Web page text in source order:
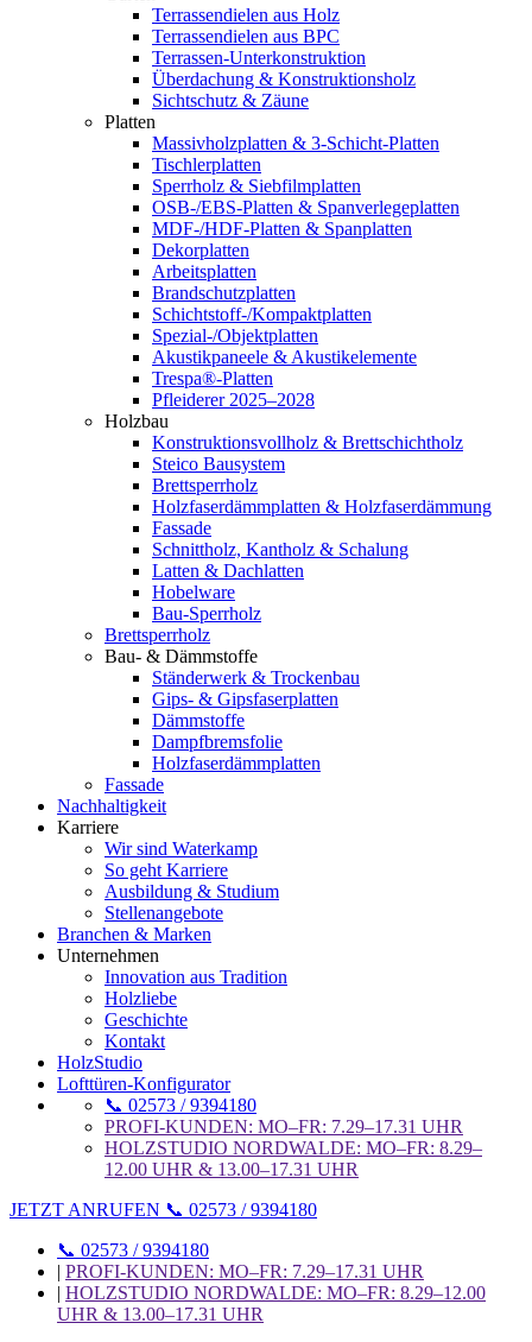
Terrassendielen aus Holz
Terrassendielen aus BPC
Terrassen-Unterkonstruktion
Überdachung & Konstruktionsholz
Sichtschutz & Zäune
Platten
Massivholzplatten & 3-Schicht-Platten
Tischlerplatten
Sperrholz & Siebfilmplatten
OSB-/EBS-Platten & Spanverlegeplatten
MDF-/HDF-Platten & Spanplatten
Dekorplatten
Arbeitsplatten
Brandschutzplatten
Schichtstoff-/Kompaktplatten
Spezial-/Objektplatten
Akustikpaneele & Akustikelemente
Trespa®-Platten
Pfleiderer 2025–2028
Holzbau
Konstruktionsvollholz & Brettschichtholz
Steico Bausystem
Brettsperrholz
Holzfaserdämmplatten & Holzfaserdämmung
Fassade
Schnittholz, Kantholz & Schalung
Latten & Dachlatten
Hobelware
Bau-Sperrholz
Brettsperrholz
Bau- & Dämmstoffe
Ständerwerk & Trockenbau
Gips- & Gipsfaserplatten
Dämmstoffe
Dampfbremsfolie
Holzfaserdämmplatten
Fassade
Nachhaltigkeit
Karriere
Wir sind Waterkamp
So geht Karriere
Ausbildung & Studium
Stellenangebote
Branchen & Marken
Unternehmen
Innovation aus Tradition
Holzliebe
Geschichte
Kontakt
HolzStudio
Lofttüren-Konfigurator
📞 02573 / 9394180
PROFI-KUNDEN: MO–FR: 7.29–17.31 UHR
HOLZSTUDIO NORDWALDE: MO–FR: 8.29–
12.00 UHR & 13.00–17.31 UHR
JETZT ANRUFEN 📞 02573 / 9394180
📞 02573 / 9394180
| PROFI-KUNDEN: MO–FR: 7.29–17.31 UHR
| HOLZSTUDIO NORDWALDE: MO–FR: 8.29–12.00
UHR & 13.00–17.31 UHR